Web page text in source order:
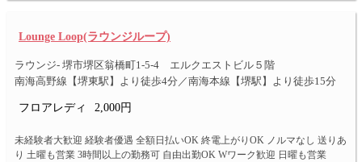
Lounge Loop(ラウンジループ)
ラウンジ- 堺市堺区翁橋町1-5-4 エルクエストビル５階
南海高野線【堺東駅】より徒歩4分／南海本線【堺駅】より徒歩15分
フロアレディ 2,000円
未経験者大歓迎 経験者優遇 全額日払いOK 終電上がりOK ノルマなし 送りあ
り 土曜も営業 3時間以上の勤務可 自由出勤OK Wワーク歓迎 日曜も営業